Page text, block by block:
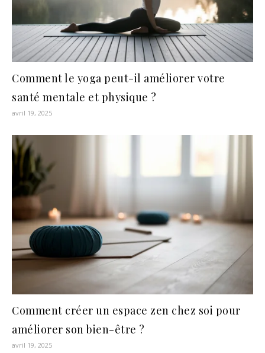
Comment le yoga peut-il améliorer votre
santé mentale et physique ?
avril 19, 2025
Comment créer un espace zen chez soi pour
améliorer son bien-être ?
avril 19, 2025